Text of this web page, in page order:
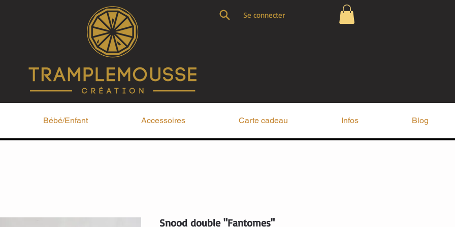
Snood double "Fantomes"
Bébé/Enfant Accessoires Carte cadeau Infos Blog
Se connecter